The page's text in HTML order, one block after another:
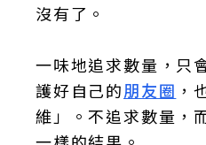
沒有了。
一味地追求數量，只
護好自己的朋友圈 ，
維」。不追求數量，